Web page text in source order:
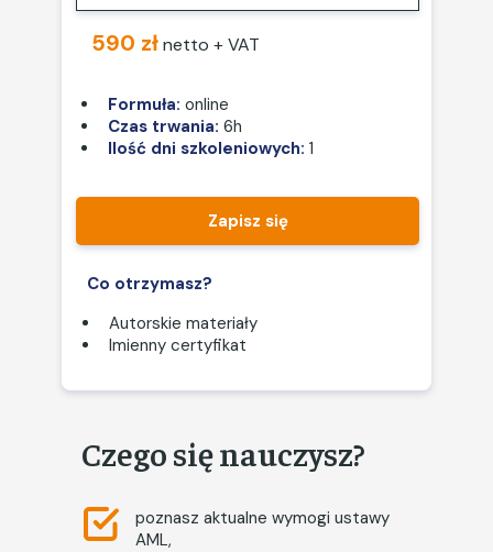
590 złnetto + VAT
Formuła: online
Czas trwania: 6h
Ilość dni szkoleniowych: 1
Zapisz się
Co otrzymasz?
Autorskie materiały
Imienny certyfikat
Czego się nauczysz?
poznasz aktualne wymogi ustawy
AML,